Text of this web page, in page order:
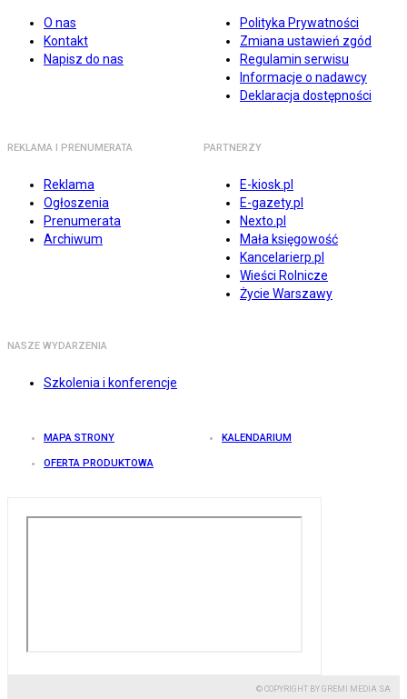
O nas
Kontakt
Napisz do nas
Polityka Prywatności
Zmiana ustawień zgód
Regulamin serwisu
Informacje o nadawcy
Deklaracja dostępności
REKLAMA I PRENUMERATA
Reklama
Ogłoszenia
Prenumerata
Archiwum
PARTNERZY
E-kiosk.pl
E-gazety.pl
Nexto.pl
Mała księgowość
Kancelarierp.pl
Wieści Rolnicze
Życie Warszawy
NASZE WYDARZENIA
Szkolenia i konferencje
MAPA STRONY KALENDARIUM
OFERTA PRODUKTOWA
© COPYRIGHT BY GREMI MEDIA SA